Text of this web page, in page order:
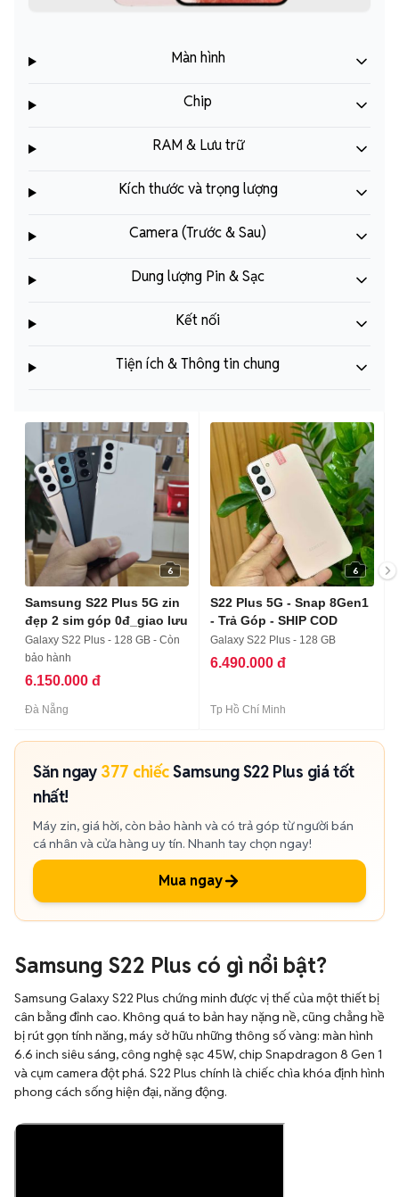
Màn hình
Chip
RAM & Lưu trữ
Kích thước và trọng lượng
Camera (Trước & Sau)
Dung lượng Pin & Sạc
Kết nối
Tiện ích & Thông tin chung
6
Samsung S22 Plus 5G zin
đẹp 2 sim góp 0đ_giao lưu
Galaxy S22 Plus - 128 GB - Còn
bảo hành
6.150.000 đ
Đà Nẵng
6
S22 Plus 5G - Snap 8Gen1
- Trả Góp - SHIP COD
Galaxy S22 Plus - 128 GB
6.490.000 đ
Tp Hồ Chí Minh
Săn ngay 377 chiếcSamsung S22 Plus giá tốt
nhất!
Máy zin, giá hời, còn bảo hành và có trả góp từ người bán
cá nhân và cửa hàng uy tín. Nhanh tay chọn ngay!
Mua ngay
Samsung S22 Plus có gì nổi bật?
Samsung Galaxy S22 Plus chứng minh được vị thế của một thiết bị
cân bằng đỉnh cao. Không quá to bản hay nặng nề, cũng chẳng hề
bị rút gọn tính năng, máy sở hữu những thông số vàng: màn hình
6.6 inch siêu sáng, công nghệ sạc 45W, chip Snapdragon 8 Gen 1
và cụm camera đột phá. S22 Plus chính là chiếc chìa khóa định hình
phong cách sống hiện đại, năng động.